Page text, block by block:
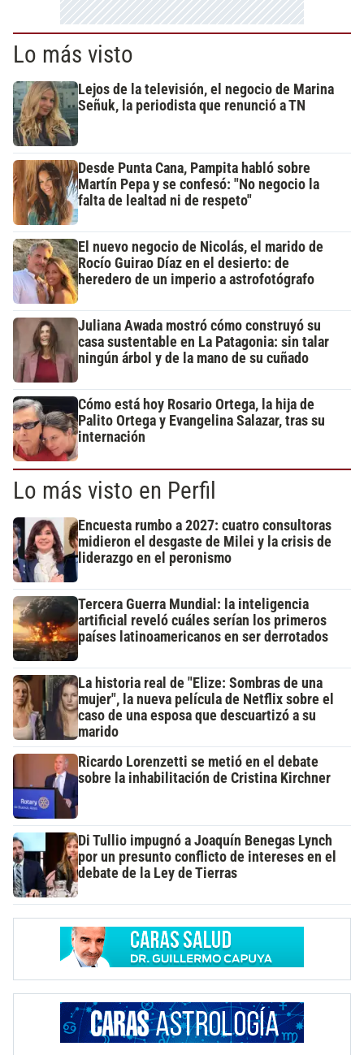
Lo más visto
Lejos de la televisión, el negocio de Marina
Señuk, la periodista que renunció a TN
Desde Punta Cana, Pampita habló sobre
Martín Pepa y se confesó: "No negocio la
falta de lealtad ni de respeto"
El nuevo negocio de Nicolás, el marido de
Rocío Guirao Díaz en el desierto: de
heredero de un imperio a astrofotógrafo
Juliana Awada mostró cómo construyó su
casa sustentable en La Patagonia: sin talar
ningún árbol y de la mano de su cuñado
Cómo está hoy Rosario Ortega, la hija de
Palito Ortega y Evangelina Salazar, tras su
internación
Lo más visto en Perfil
Encuesta rumbo a 2027: cuatro consultoras
midieron el desgaste de Milei y la crisis de
liderazgo en el peronismo
Tercera Guerra Mundial: la inteligencia
artificial reveló cuáles serían los primeros
países latinoamericanos en ser derrotados
La historia real de "Elize: Sombras de una
mujer", la nueva película de Netflix sobre el
caso de una esposa que descuartizó a su
marido
Ricardo Lorenzetti se metió en el debate
sobre la inhabilitación de Cristina Kirchner
Di Tullio impugnó a Joaquín Benegas Lynch
por un presunto conflicto de intereses en el
debate de la Ley de Tierras